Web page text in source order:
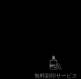
無料刻印サービス